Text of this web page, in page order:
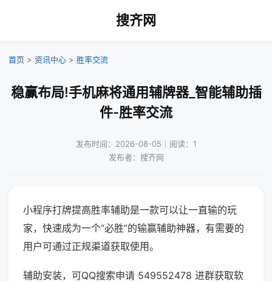
搜齐网
首页 > 资讯中心 > 胜率交流
稳赢布局!手机麻将通用辅牌器_智能辅助插
件-胜率交流
发布时间：2026-08-05｜阅读：1
发布者：搜齐网
小程序打牌提高胜率辅助是一款可以让一直输的玩
家，快速成为一个“必胜”的输赢辅助神器，有需要的
用户可通过正规渠道获取使用。
辅助安装，可QQ搜索申请 549552478 进群获取软